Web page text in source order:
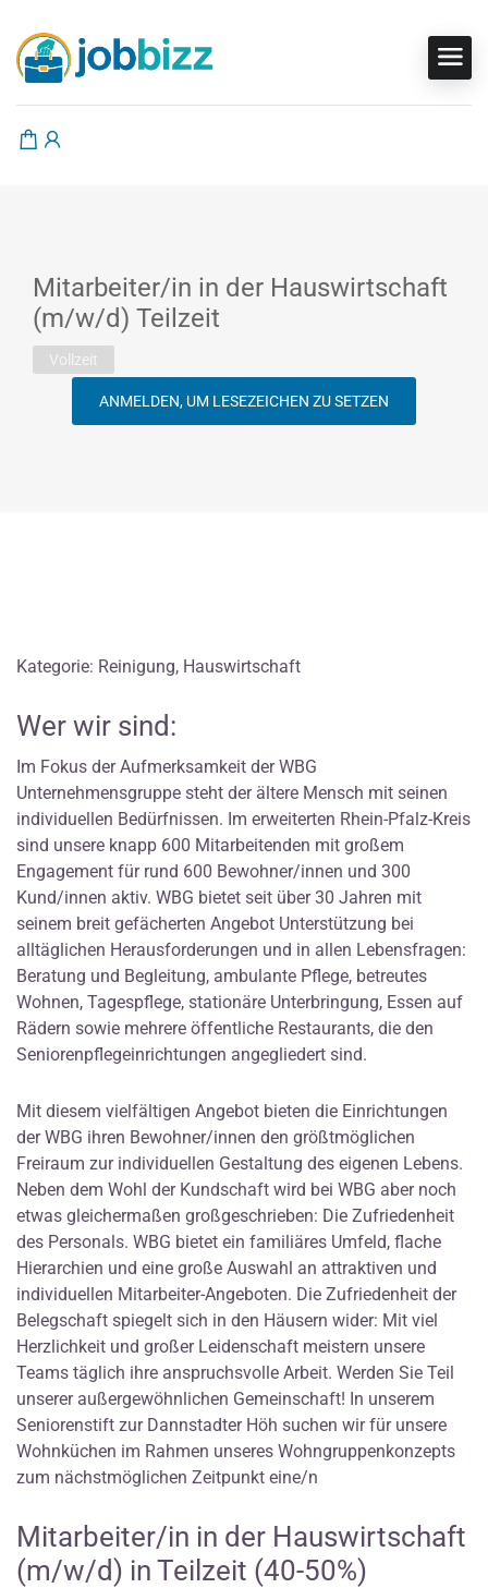
Mitarbeiter/in in der Hauswirtschaft
(m/w/d) Teilzeit
Vollzeit
ANMELDEN, UM LESEZEICHEN ZU SETZEN
Kategorie: Reinigung, Hauswirtschaft
Wer wir sind:
Im Fokus der Aufmerksamkeit der WBG
Unternehmensgruppe steht der ältere Mensch mit seinen
individuellen Bedürfnissen. Im erweiterten Rhein-Pfalz-Kreis
sind unsere knapp 600 Mitarbeitenden mit großem
Engagement für rund 600 Bewohner/innen und 300
Kund/innen aktiv. WBG bietet seit über 30 Jahren mit
seinem breit gefächerten Angebot Unterstützung bei
alltäglichen Herausforderungen und in allen Lebensfragen:
Beratung und Begleitung, ambulante Pflege, betreutes
Wohnen, Tagespflege, stationäre Unterbringung, Essen auf
Rädern sowie mehrere öffentliche Restaurants, die den
Seniorenpflegeinrichtungen angegliedert sind.
Mit diesem vielfältigen Angebot bieten die Einrichtungen
der WBG ihren Bewohner/innen den größtmöglichen
Freiraum zur individuellen Gestaltung des eigenen Lebens.
Neben dem Wohl der Kundschaft wird bei WBG aber noch
etwas gleichermaßen großgeschrieben: Die Zufriedenheit
des Personals. WBG bietet ein familiäres Umfeld, flache
Hierarchien und eine große Auswahl an attraktiven und
individuellen Mitarbeiter-Angeboten. Die Zufriedenheit der
Belegschaft spiegelt sich in den Häusern wider: Mit viel
Herzlichkeit und großer Leidenschaft meistern unsere
Teams täglich ihre anspruchsvolle Arbeit. Werden Sie Teil
unserer außergewöhnlichen Gemeinschaft! In unserem
Seniorenstift zur Dannstadter Höh suchen wir für unsere
Wohnküchen im Rahmen unseres Wohngruppenkonzepts
zum nächstmöglichen Zeitpunkt eine/n
Mitarbeiter/in in der Hauswirtschaft
(m/w/d) in Teilzeit (40-50%)